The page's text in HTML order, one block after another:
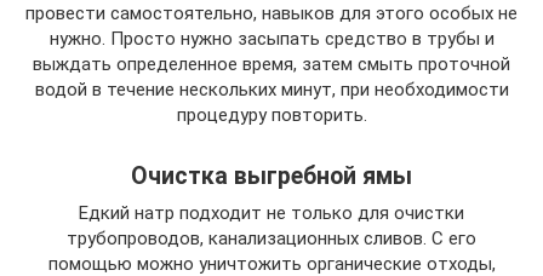
провести самостоятельно, навыков для этого особых не
нужно. Просто нужно засыпать средство в трубы и
выждать определенное время, затем смыть проточной
водой в течение нескольких минут, при необходимости
процедуру повторить.
Очистка выгребной ямы
Едкий натр подходит не только для очистки
трубопроводов, канализационных сливов. С его
помощью можно уничтожить органические отходы,